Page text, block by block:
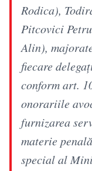
Rodica),
Pitcovici
Alin),
fiecare
conform art.
onorariile
furnizarea
materie
special al